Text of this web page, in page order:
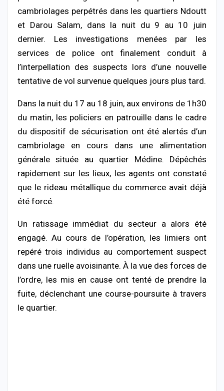
cambriolages perpétrés dans les quartiers Ndoutt
et Darou Salam, dans la nuit du 9 au 10 juin
dernier. Les investigations menées par les
services de police ont finalement conduit à
l’interpellation des suspects lors d’une nouvelle
tentative de vol survenue quelques jours plus tard.
Dans la nuit du 17 au 18 juin, aux environs de 1h30
du matin, les policiers en patrouille dans le cadre
du dispositif de sécurisation ont été alertés d’un
cambriolage en cours dans une alimentation
générale située au quartier Médine. Dépêchés
rapidement sur les lieux, les agents ont constaté
que le rideau métallique du commerce avait déjà
été forcé.
Un ratissage immédiat du secteur a alors été
engagé. Au cours de l’opération, les limiers ont
repéré trois individus au comportement suspect
dans une ruelle avoisinante. À la vue des forces de
l’ordre, les mis en cause ont tenté de prendre la
fuite, déclenchant une course-poursuite à travers
le quartier.